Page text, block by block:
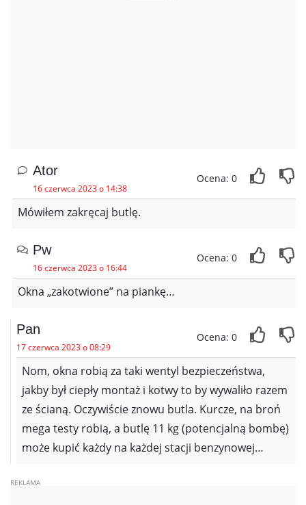
Ator
16 czerwca 2023 o 14:38
Ocena: 0
Mówiłem zakręcaj butlę.
Pw
16 czerwca 2023 o 16:44
Ocena: 0
Okna „zakotwione” na piankę…
Pan
17 czerwca 2023 o 08:29
Ocena: 0
Nom, okna robią za taki wentyl bezpieczeństwa,
jakby był ciepły montaż i kotwy to by wywaliło razem
ze ścianą. Oczywiście znowu butla. Kurcze, na broń
mega testy robią, a butlę 11 kg (potencjalną bombę)
może kupić każdy na każdej stacji benzynowej…